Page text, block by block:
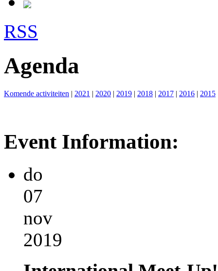
RSS
Agenda
Komende activiteiten | 2021 | 2020 | 2019 | 2018 | 2017 | 2016 | 2015
Event Information:
do
07
nov
2019